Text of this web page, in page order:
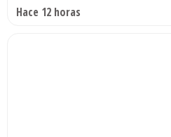
Hace 12 horas